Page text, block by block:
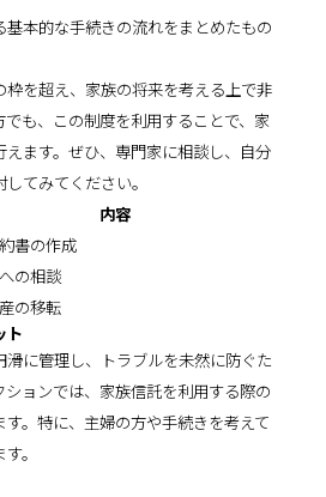
本的な手続きの流れをまとめたもの
を超え、家族の将来を考える上で非
も、この制度を利用することで、家
ます。ぜひ、専門家に相談し、自分
てみてください。
内容
書の作成
の相談
の移転
ト
に管理し、トラブルを未然に防ぐた
ョンでは、家族信託を利用する際の
。特に、主婦の方や手続きを考えて
。